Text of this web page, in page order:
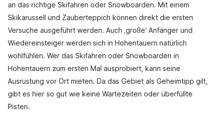
an das richtige Skifahren oder Snowboarden. Mit einem
Skikarussell und Zauberteppich können direkt die ersten
Versuche ausgeführt werden. Auch ‚große‘ Anfänger und
Wiedereinsteiger werden sich in Hohentauern natürlich
wohlfühlen. Wer das Skifahren oder Snowboarden in
Hohentauern zum ersten Mal ausprobiert, kann seine
Ausrüstung vor Ort mieten. Da das Gebiet als Geheimtipp gilt,
gibt es hier so gut wie keine Wartezeiten oder überfüllte
Pisten.